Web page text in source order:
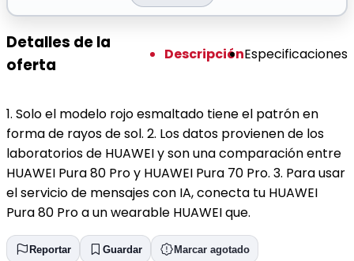
Detalles de la
oferta
DescripciónEspecificaciones
1. Solo el modelo rojo esmaltado tiene el patrón en
forma de rayos de sol. 2. Los datos provienen de los
laboratorios de HUAWEI y son una comparación entre
HUAWEI Pura 80 Pro y HUAWEI Pura 70 Pro. 3. Para usar
el servicio de mensajes con IA, conecta tu HUAWEI
Pura 80 Pro a un wearable HUAWEI que.
Reportar Guardar Marcar agotado